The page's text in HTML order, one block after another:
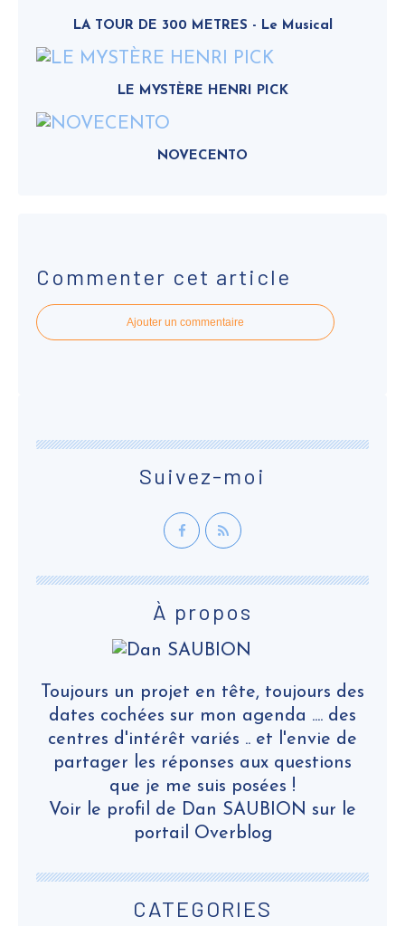
LA TOUR DE 300 METRES - Le Musical
LE MYSTÈRE HENRI PICK
NOVECENTO
Commenter cet article
Ajouter un commentaire
CATEGORIES
Suivez-moi
À propos
Toujours un projet en tête, toujours des
dates cochées sur mon agenda .... des
centres d'intérêt variés .. et l'envie de
partager les réponses aux questions
que je me suis posées !
Voir le profil de Dan SAUBION sur le
portail Overblog